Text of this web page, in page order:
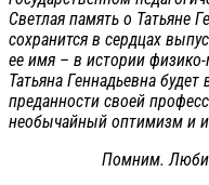
Светлая память о Татьяне
сохранится в сердцах
ее имя – в истории физико-
Татьяна Геннадьевна
преданности своей
необычайный оптимизм и
Помним.